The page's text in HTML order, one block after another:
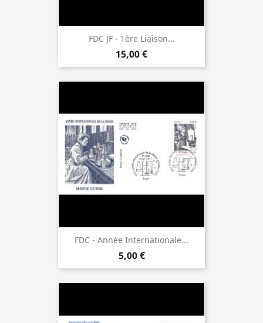
FDC JF - 1ère Liaison...
15,00 €
FDC - Année Internationale...
5,00 €